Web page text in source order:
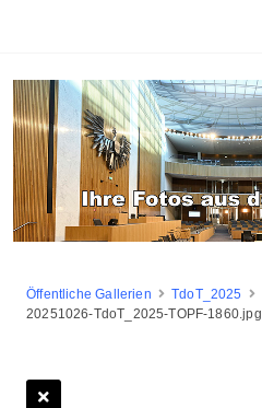
Öffentliche Gallerien
TdoT_2025
20251026-TdoT_2025-TOPF-1860.jpg